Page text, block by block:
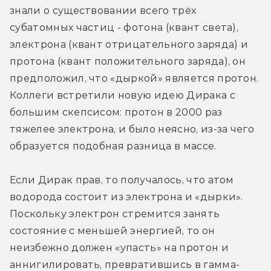
знали о существовании всего трёх
субатомных частиц - фотона (квант света),
электрона (квант отрицательного заряда) и
протона (квант положительного заряда), он
предположил, что «дыркой» является протон.
Коллеги встретили новую идею Дирака с
большим скепсисом: протон в 2000 раз
тяжелее электрона, и было неясно, из-за чего
образуется подобная разница в массе.
Если Дирак прав, то получалось, что атом
водорода состоит из электрона и «дырки».
Поскольку электрон стремится занять
состояние с меньшей энергией, то он
неизбежно должен «упасть» на протон и
аннигилировать, превратившись в гамма-